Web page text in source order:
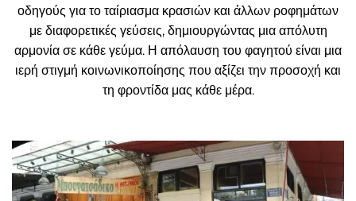
οδηγούς για το ταίριασμα κρασιών και άλλων ροφημάτων
με διαφορετικές γεύσεις, δημιουργώντας μια απόλυτη
αρμονία σε κάθε γεύμα. Η απόλαυση του φαγητού είναι μια
ιερή στιγμή κοινωνικοποίησης που αξίζει την προσοχή και
τη φροντίδα μας κάθε μέρα.